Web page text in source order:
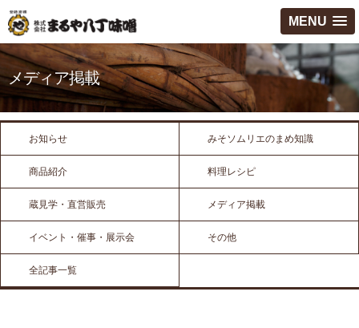
MENU
メディア掲載
お知らせ みそソムリエのまめ知識
商品紹介 料理レシピ
蔵見学・直営販売 メディア掲載
イベント・催事・展示会 その他
全記事一覧